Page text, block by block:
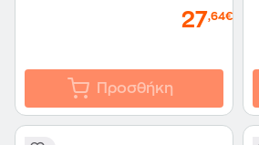
27,64€
Προσθήκη